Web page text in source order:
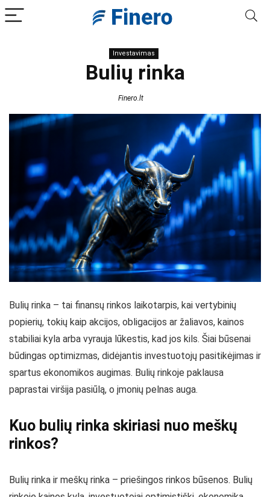
Investavimas
Bulių rinka
Finero.lt
Bulių rinka – tai finansų rinkos laikotarpis, kai vertybinių
popierių, tokių kaip akcijos, obligacijos ar žaliavos, kainos
stabiliai kyla arba vyrauja lūkestis, kad jos kils. Šiai būsenai
būdingas optimizmas, didėjantis investuotojų pasitikėjimas ir
spartus ekonomikos augimas. Bulių rinkoje paklausa
paprastai viršija pasiūlą, o įmonių pelnas auga.
Kuo bulių rinka skiriasi nuo meškų
rinkos?
Bulių rinka ir meškų rinka – priešingos rinkos būsenos. Bulių